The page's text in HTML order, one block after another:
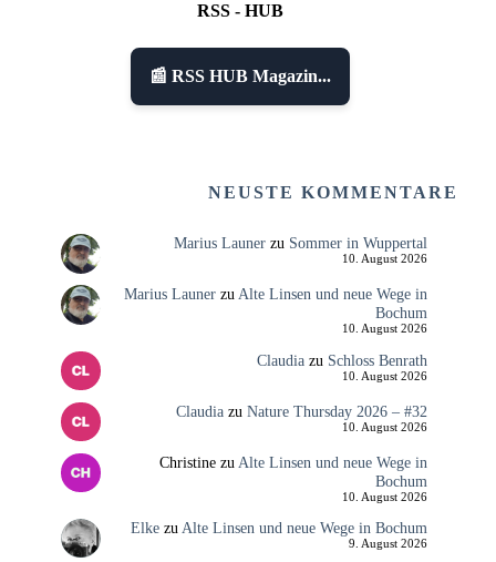
RSS - HUB
📰 RSS HUB Magazin...
NEUSTE KOMMENTARE
Marius Launerzu Sommer in Wuppertal
10. August 2026
Marius LaunerzuAlte Linsen und neue Wege in
Bochum
10. August 2026
Claudiazu Schloss Benrath
10. August 2026
Claudiazu Nature Thursday 2026 – #32
10. August 2026
Christinezu Alte Linsen und neue Wege in
Bochum
10. August 2026
Elkezu Alte Linsen und neue Wege in Bochum
9. August 2026